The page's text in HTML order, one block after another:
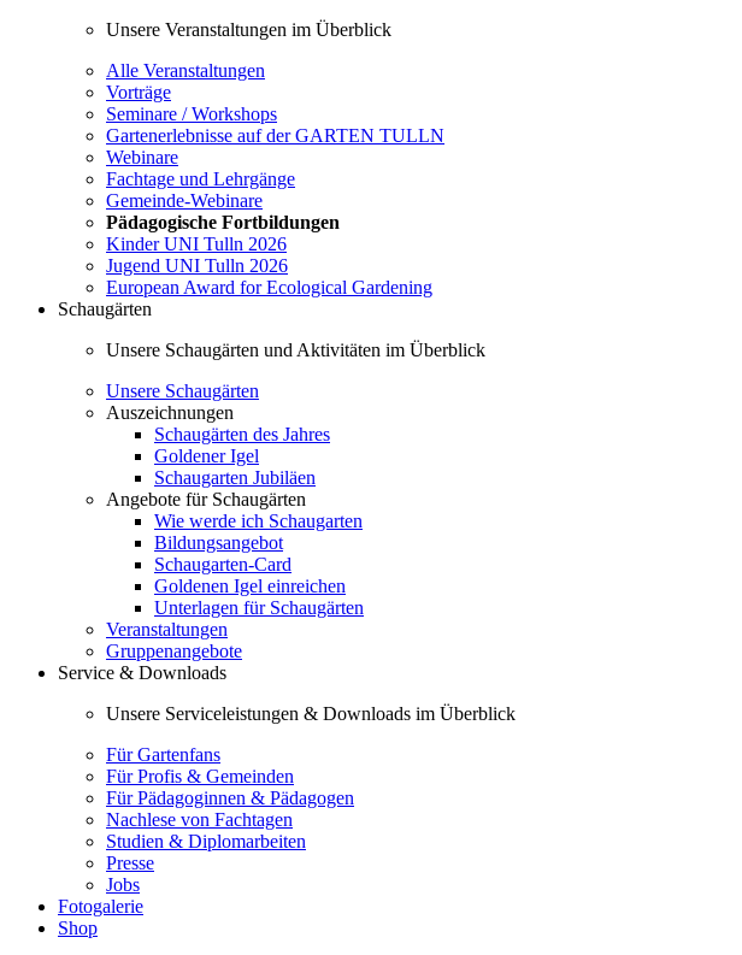
Unsere Veranstaltungen im Überblick
Alle Veranstaltungen
Vorträge
Seminare / Workshops
Gartenerlebnisse auf der GARTEN TULLN
Webinare
Fachtage und Lehrgänge
Gemeinde-Webinare
Pädagogische Fortbildungen
Kinder UNI Tulln 2026
Jugend UNI Tulln 2026
European Award for Ecological Gardening
Schaugärten
Unsere Schaugärten und Aktivitäten im Überblick
Unsere Schaugärten
Auszeichnungen
Schaugärten des Jahres
Goldener Igel
Schaugarten Jubiläen
Angebote für Schaugärten
Wie werde ich Schaugarten
Bildungsangebot
Schaugarten-Card
Goldenen Igel einreichen
Unterlagen für Schaugärten
Veranstaltungen
Gruppenangebote
Service & Downloads
Unsere Serviceleistungen & Downloads im Überblick
Für Gartenfans
Für Profis & Gemeinden
Für Pädagoginnen & Pädagogen
Nachlese von Fachtagen
Studien & Diplomarbeiten
Presse
Jobs
Fotogalerie
Shop